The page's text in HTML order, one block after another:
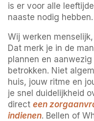
is er voor alle
naaste nodig hebben.
Wij werken
Dat merk je in de
plannen en
betrokken. Niet
huis, jouw ritme en
je snel duidelijkheid
directeen
indienen. Bellen of